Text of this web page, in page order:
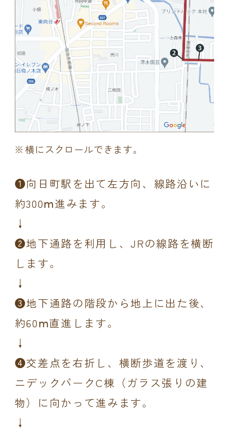
横にスクロールできます。
❶向日町駅を出て左方向、線路沿いに
約300ⅿ進みます。
↓
❷地下通路を利用し、JRの線路を横断
します。
↓
❸地下通路の階段から地上に出た後、
約60ⅿ直進します。
↓
❹交差点を右折し、横断歩道を渡り、
ニデックパークC棟（ガラス張りの建
物）に向かって進みます。
↓